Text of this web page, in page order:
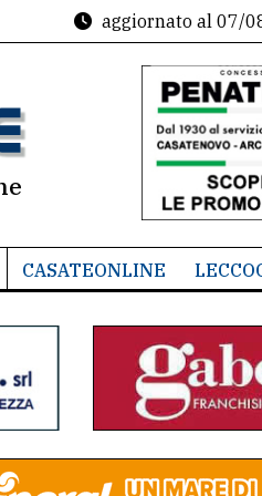
aggiornato al 07/
CASATEONLINE